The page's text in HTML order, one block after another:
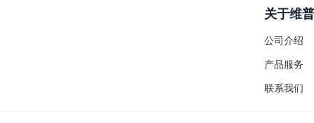
关于维普
公司介绍
产品服务
联系我们